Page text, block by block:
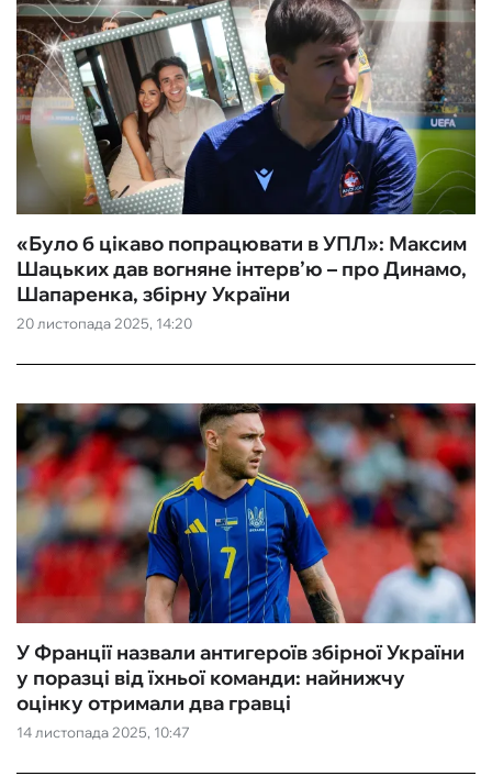
20 листопада 2025, 14:20
«Було б цікаво попрацювати в УПЛ»: Максим
Шацьких дав вогняне інтерв’ю – про Динамо,
Шапаренка, збірну України
14 листопада 2025, 10:47
У Франції назвали антигероїв збірної України
у поразці від їхньої команди: найнижчу
оцінку отримали два гравці